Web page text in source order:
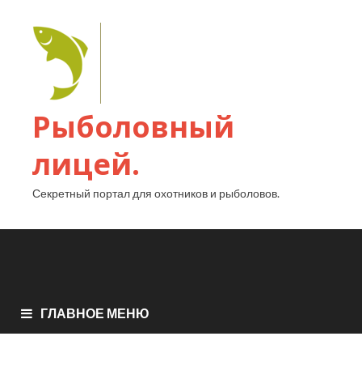
Рыболовный
лицей.
Секретный портал для охотников и рыболовов.
ГЛАВНОЕ МЕНЮ